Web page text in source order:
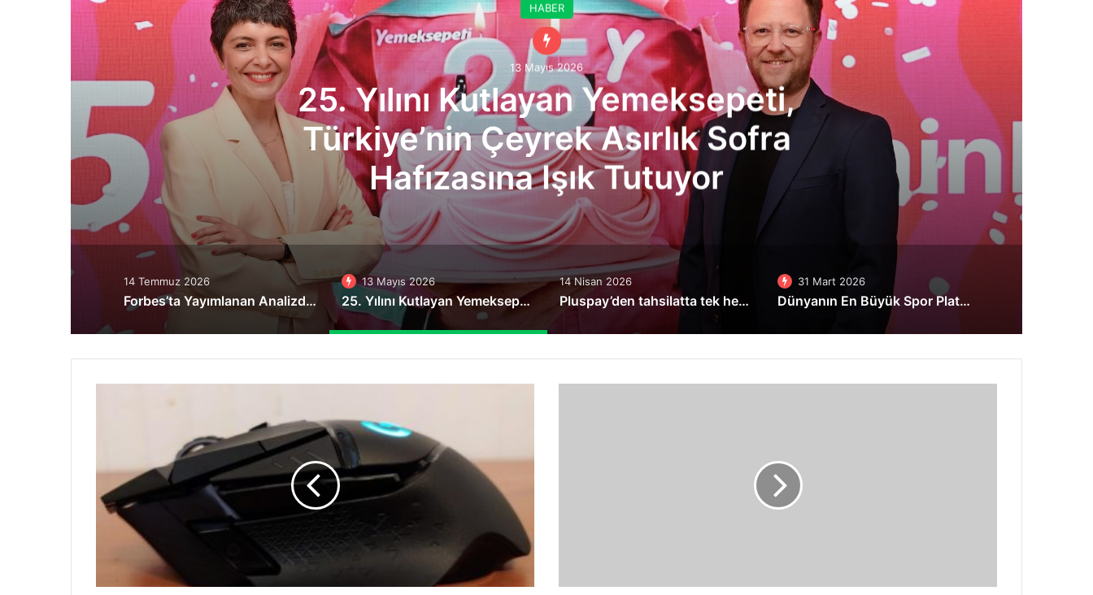
HABER
14 Nisan 2026
Pluspay’den tahsilatta tek hesap,
tek ekran, tek geçit stratejisi
14 Temmuz 2026
Forbes’ta Yayımlanan Analizde Türkiye’nin DOA Sistemi, ABD ve Batılı Ülkelere Örnek Gösterildi
13 Mayıs 2026
25. Yılını Kutlayan Yemeksepeti, Türkiye’nin Çeyrek Asırlık Sofra Hafızasına Işık Tutuyor
14 Nisan 2026
Pluspay’den tahsilatta tek hesap, tek ekran, tek geçit stratejisi
31 Mart 2026
Dünyanın En Büyük Spor Platformu Strava Artık Tamamen Türkçe
LIGHTSPEED
Teknolojisiyle
Güncelledi!